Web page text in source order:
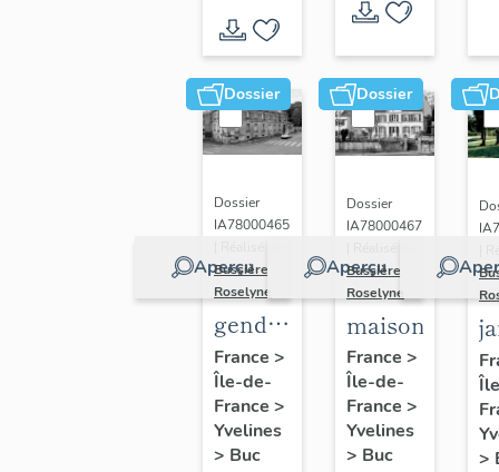
Dossier
Aperçu
Dossier
IA78000465
Bussière
Roselyne
gendarmerie,
actuellement
immeuble
France >
Île-de-
France >
Yvelines
> Buc
Dossier
Aperçu
Dossier
IA78000467
Bussière
Roselyne
maison
France >
Île-de-
France >
Yvelines
> Buc
>